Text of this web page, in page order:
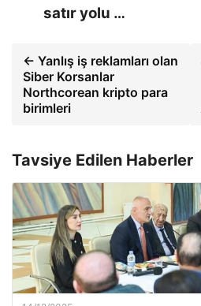
satır yolu …
← Yanlış iş reklamları olan
Siber Korsanlar
Northcorean kripto para
birimleri
Tavsiye Edilen Haberler